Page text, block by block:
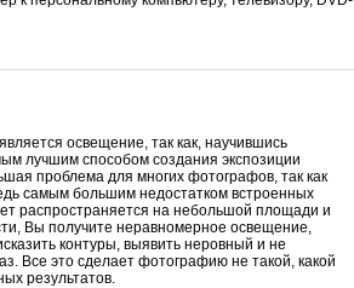
освещение, так как, научившись
лучшим способом создания экспозиции
проблема для многих фотографов, так как
самым большим недостатком встроенных
распространяется на небольшой площади и
Вы получите неравномерное освещение,
контуры, выявить неровный и не
Все это сделает фотографию не такой, какой
результатов.